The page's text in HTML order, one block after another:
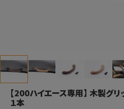
【200ハイエース専用】 木製グ
１本